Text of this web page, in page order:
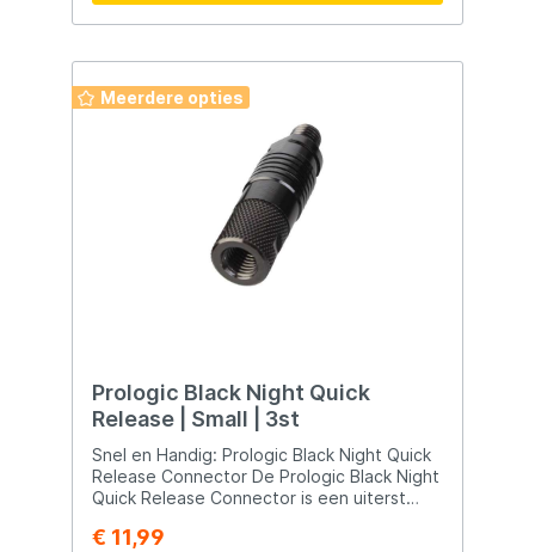
Meerdere opties
Prologic Black Night Quick
Release | Small | 3st
Snel en Handig: Prologic Black Night Quick
Release Connector De Prologic Black Night
Quick Release Connector is een uiterst
visuitrusting snel en efficiënt willen
€ 11,99